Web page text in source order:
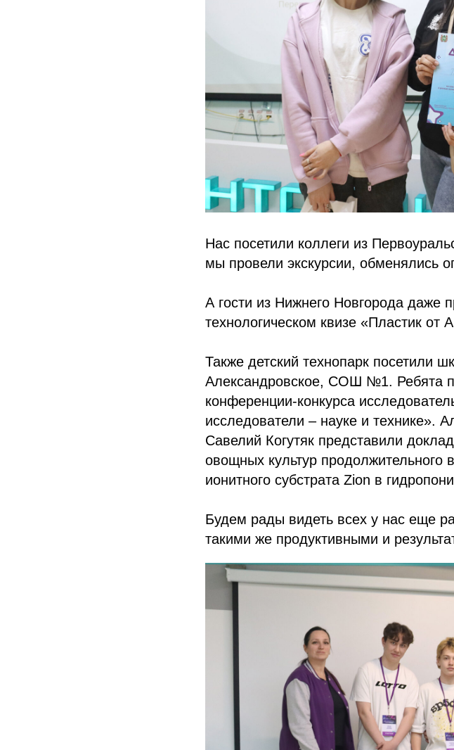
Нас посетили коллеги из
мы провели экскурсии, обменялись
А гости из Нижнего Новгорода даже
технологическом квизе «Пластик
Также детский технопарк посетили
Александровское, СОШ №1. Ребята
конференции-конкурса
исследователи – науке и технике».
Савелий Когутяк представили
овощных культур продолжительного
ионитного субстрата Zion в
Будем рады видеть всех у нас еще
такими же продуктивными и